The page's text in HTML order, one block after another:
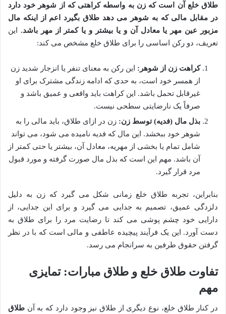
طلاق خلع آن است که زن به واسطه کراهتی که از شوهر خود دارد
در مقابل مالی که به شوهر می دهد طلاق بگیرد اعم از اینکه مال
مزبور عین مهر یا معادل آن و یا بیشتر و یا کمتر از مهر باشد. این
تعریف، دو رکن اساسی را برای طلاق خلع مشخص می کند:
کراهت زن از شوهر: این رکن به معنای تنفر یا انزجار شدید زن
از همسر خود است، به حدی که ادامه زندگی مشترک برای او
غیرقابل تحمل باشد. این کراهت باید واقعی و عمیق باشد و
صرفاً یک نارضایتی سطحی نیست.
بذل مال (فدیه) توسط زن: زن در ازای طلاق، باید مالی را به
شوهر خود ببخشد. این مال که فدیه نامیده می شود، می تواند
شامل تمام یا بخشی از مهریه، معادل آن، بیشتر یا حتی کمتر از
آن باشد. مهم این است که بذل مال صورت گرفته و مورد قبول
مرد قرار گیرد.
بنابراین، تجربه طلاق خلع زمانی شکل می گیرد که زن به دلیل
دلزدگی عمیق، تصمیم به جدایی می گیرد و برای این جدایی، از
دارایی خود چشم پوشی می کند تا رضایت مرد را برای طلاق به
دست آورد. این یک فرآیند پیچیده عاطفی و مالی است که با در نظر
گرفتن حقوق طرفین به سرانجام می رسد.
تفاوت طلاق خلع و طلاق مبارات: تمایزی
مهم
در کنار طلاق خلع، نوع دیگری از طلاق نیز وجود دارد که به آن طلاق